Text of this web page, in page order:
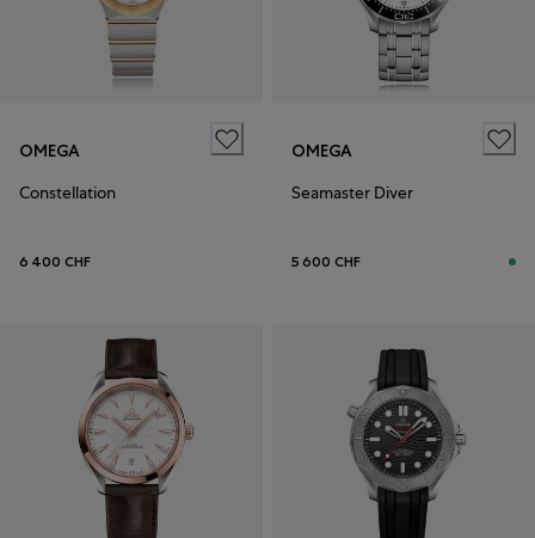
OMEGA
Constellation
6 400 CHF
OMEGA
Seamaster Diver
5 600 CHF